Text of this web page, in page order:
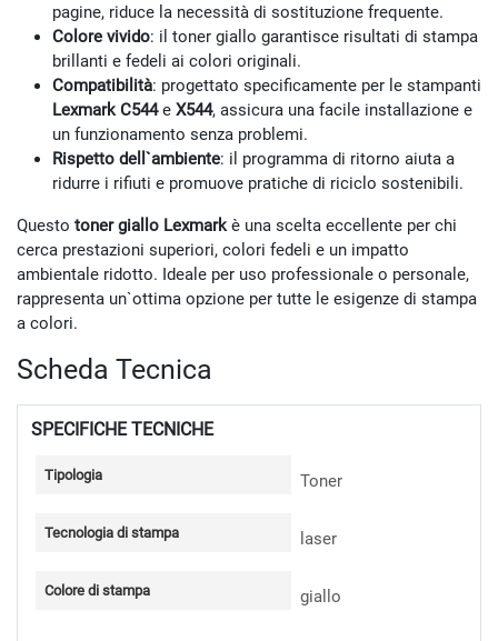
pagine, riduce la necessità di sostituzione frequente.
Colore vivido: il toner giallo garantisce risultati di stampa
brillanti e fedeli ai colori originali.
Compatibilità: progettato specificamente per le stampanti
Lexmark C544e X544, assicura una facile installazione e
un funzionamento senza problemi.
Rispetto dell`ambiente: il programma di ritorno aiuta a
ridurre i rifiuti e promuove pratiche di riciclo sostenibili.
Questo toner giallo Lexmarkè una scelta eccellente per chi
cerca prestazioni superiori, colori fedeli e un impatto
ambientale ridotto. Ideale per uso professionale o personale,
rappresenta un`ottima opzione per tutte le esigenze di stampa
a colori.
Scheda Tecnica
SPECIFICHE TECNICHE
Tipologia Toner
Tecnologia di stampa laser
Colore di stampa giallo